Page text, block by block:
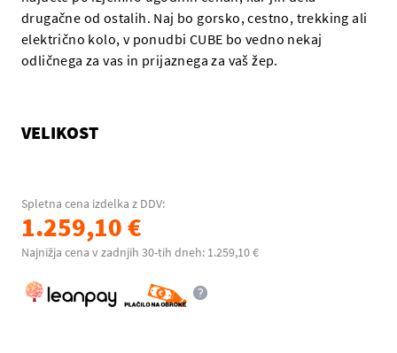
drugačne od ostalih. Naj bo gorsko, cestno, trekking ali
električno kolo, v ponudbi CUBE bo vedno nekaj
odličnega za vas in prijaznega za vaš žep.
VELIKOST
Spletna cena izdelka z DDV:
1.259,10 €
Najnižja cena v zadnjih 30-tih dneh: 1.259,10 €